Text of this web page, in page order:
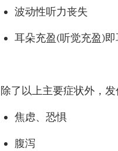
波动性听力丧失
耳朵充盈(听觉充盈)
除了以上主要症状外，
焦虑、恐惧
腹泻